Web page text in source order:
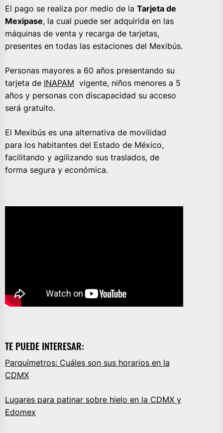
El pago se realiza por medio de la Tarjeta de
Mexipase, la cual puede ser adquirida en las
máquinas de venta y recarga de tarjetas,
presentes en todas las estaciones del Mexibús.
Personas mayores a 60 años presentando su
tarjeta de INAPAM vigente, niños menores a 5
años y personas con discapacidad su acceso
será gratuito.
El Mexibús es una alternativa de movilidad
para los habitantes del Estado de México,
facilitando y agilizando sus traslados, de
forma segura y económica.
TE PUEDE INTERESAR:
Parquímetros: Cuáles son sus horarios en la
CDMX
Lugares para patinar sobre hielo en la CDMX y
Edomex